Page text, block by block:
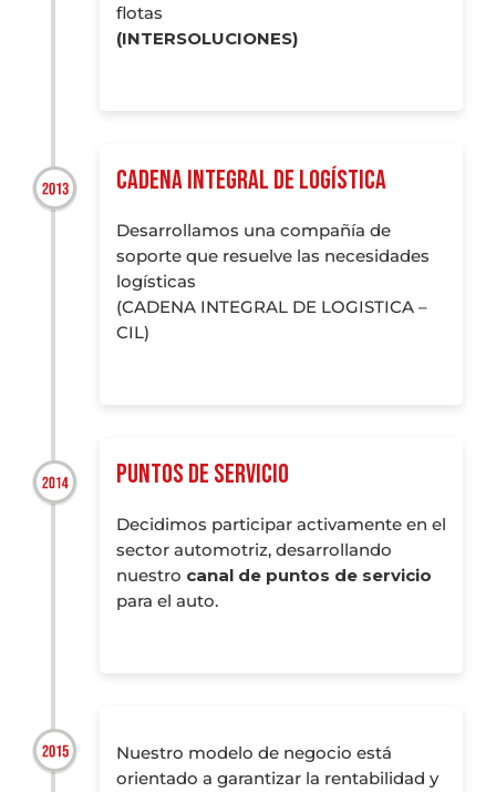
flotas
(INTERSOLUCIONES)
CADENA INTEGRAL DE LOGÍSTICA
Desarrollamos una compañía de
soporte que resuelve las necesidades
logísticas
(CADENA INTEGRAL DE LOGISTICA –
CIL)
PUNTOS DE SERVICIO
Decidimos participar activamente en el
sector automotriz, desarrollando
nuestro canal de puntos de servicio
para el auto.
Nuestro modelo de negocio está
orientado a garantizar la rentabilidad y